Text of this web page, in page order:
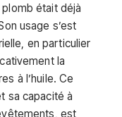
était déjà
usage s’est
en particulier
la
à l’huile. Ce
sa capacité à
est